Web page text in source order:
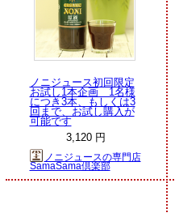
ノニジュース初回限定
お試し1本企画 1名様
につき3本、もしくは3
回まで、お試し購入が
可能です
3,120 円
ノニジュースの専門店
SamaSama倶楽部